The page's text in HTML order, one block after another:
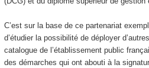
C’est sur la base de ce partenariat
d’étudier la possibilité de déployer
catalogue de l’établissement public
des démarches qui ont abouti à la